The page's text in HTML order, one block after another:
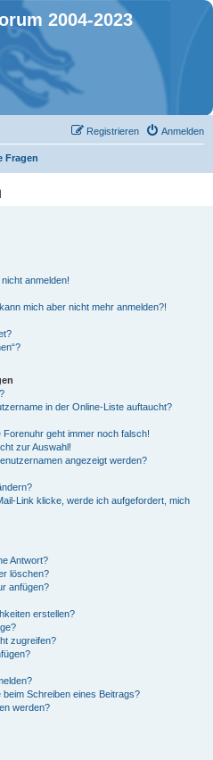
2004-2023
Anmelden
Registrieren
Fragen
anmelden!
mich aber nicht mehr anmelden?!
in der Online-Liste auftaucht?
geht immer noch falsch!
zur Auswahl!
angezeigt werden?
Link klicke, werde ich aufgefordert, mich
Antwort?
löschen?
anfügen?
erstellen?
zugreifen?
beim Schreiben eines Beitrags?
werden?